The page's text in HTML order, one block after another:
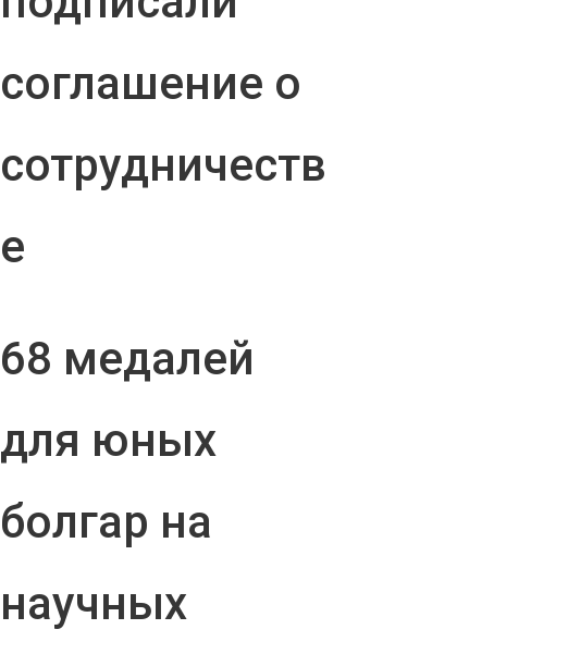
соглашение о
сотрудничеств
е
68 медалей
для юных
болгар на
научных